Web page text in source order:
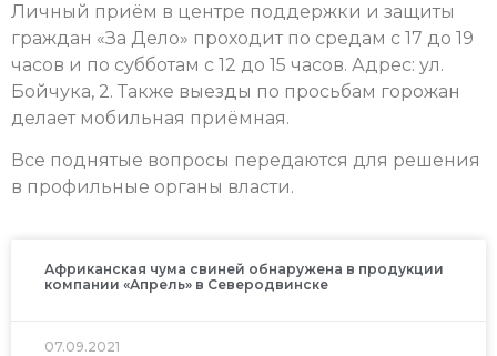
Личный приём в центре поддержки и защиты
граждан «За Дело» проходит по средам с 17 до 19
часов и по субботам с 12 до 15 часов. Адрес: ул.
Бойчука, 2. Также выезды по просьбам горожан
делает мобильная приёмная.
Все поднятые вопросы передаются для решения
в профильные органы власти.
Африканская чума свиней обнаружена в продукции
компании «Апрель» в Северодвинске
07.09.2021